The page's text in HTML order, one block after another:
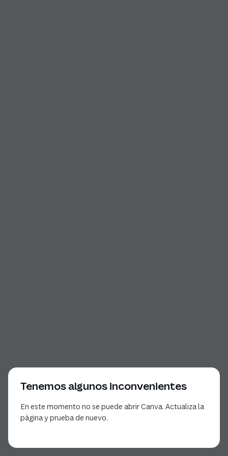
Tenemos algunos inconvenientes
En este momento no se puede abrir Canva. Actualiza la
página y prueba de nuevo.